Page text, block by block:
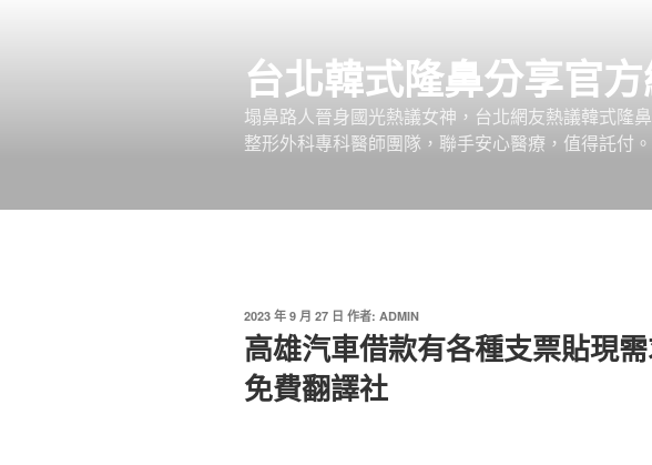
台北韓式隆鼻分享官
塌鼻路人晉身國光熱議女神，台北網友熱議韓式隆
整形外科專科醫師團隊，聯手安心醫療，值得託付
發
佈
於
2023 年 9 月 27 日 作者: ADMIN
高雄汽車借款有各種支票貼現
免費翻譯社